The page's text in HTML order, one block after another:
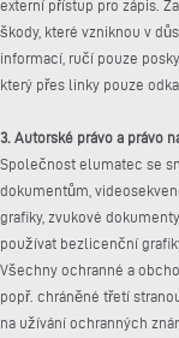
externí přístup pro zápis.
škody, které vzniknou v
informací, ručí pouze
který přes linky pouze
3. Autorské právo a právo
Společnost elumatec se
dokumentům,
grafiky, zvukové
používat bezlicenční
Všechny ochranné a
popř. chráněné třetí
na užívání ochranných